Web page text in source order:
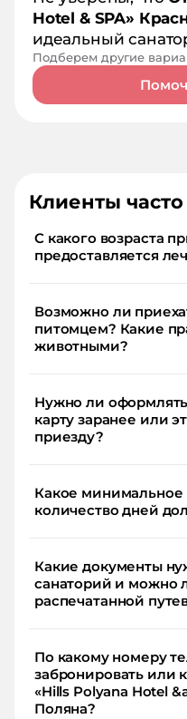
Hotel & SPA»
идеальный
Подберем другие
Клиенты
С какого возраста
предоставляется
Возможно ли
питомцем? Какие
животными?
Нужно ли
карту заранее или
приезду?
Какое
количество дней
Какие документы
санаторий и можно
распечатанной
По какому номеру
забронировать или
«Hills Polyana Hotel
Поляна?